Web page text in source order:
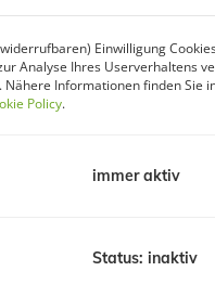
AS
Wiener Straße
E-Mail:
Einwilligung
Analyse Ihres Userverhaltens
Informationen finden Sie
Policy.
immer aktiv
Status: inaktiv